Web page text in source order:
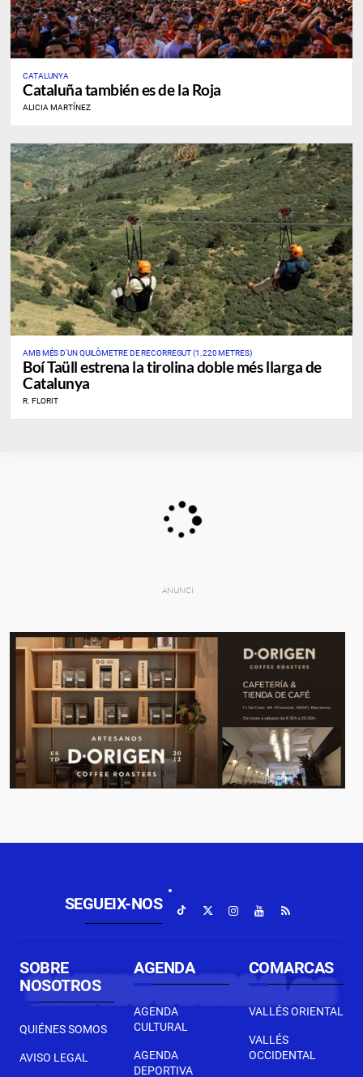
CATALUNYA
Cataluña también es de la Roja
ALICIA MARTÍNEZ
AMB MÉS D'UN QUILÒMETRE DE RECORREGUT (1.220 METRES)
Boí Taüll estrena la tirolina doble més llarga de
Catalunya
R. FLORIT
SEGUEIX-NOS
SOBRE
NOSOTROS
QUIÉNES SOMOS
AVISO LEGAL
AGENDA
AGENDA
CULTURAL
AGENDA
DEPORTIVA
COMARCAS
VALLÉS ORIENTAL
VALLÉS
OCCIDENTAL